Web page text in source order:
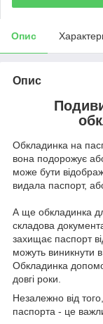
Опис
Опис
Обкладинка на
вона подорожує
може бути
видала паспорт,
А ще обкладинка
складова
захищає паспорт
можуть виникнути
Обкладинка
довгі роки.
Незалежно від
паспорта - це